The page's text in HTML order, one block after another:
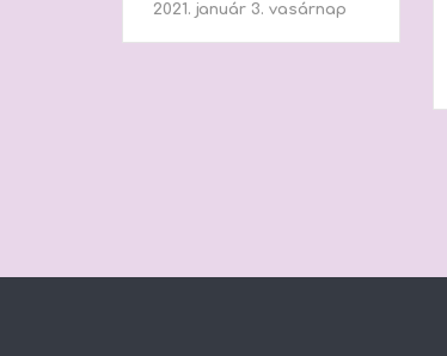
2021. január 3. vasárnap